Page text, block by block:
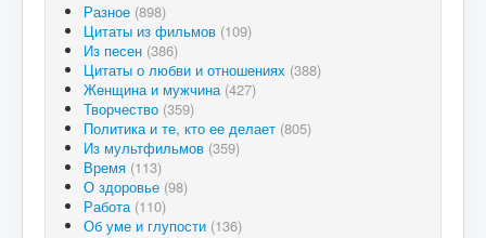
Разное (898)
Цитаты из фильмов (109)
Из песен (386)
Цитаты о любви и отношениях (388)
Женщина и мужчина (427)
Творчество (359)
Политика и те, кто ее делает (805)
Из мультфильмов (359)
Время (113)
О здоровье (98)
Работа (110)
Об уме и глупости (136)